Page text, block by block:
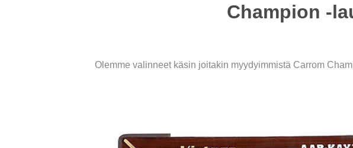
Champion -
Olemme valinneet käsin joitakin myydyimmistä Carrom